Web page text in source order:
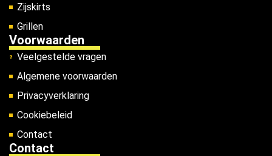
Zijskirts
Grillen
Voorwaarden
Veelgestelde vragen
Algemene voorwaarden
Privacyverklaring
Cookiebeleid
Contact
Contact